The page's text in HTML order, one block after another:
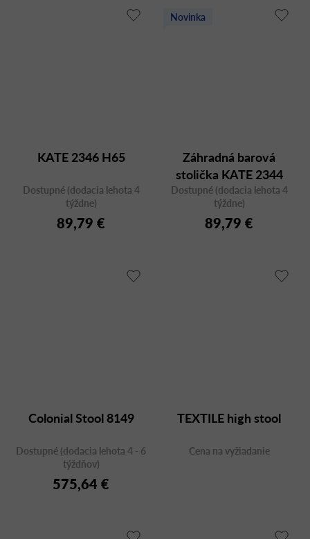
KATE 2346 H65
Dostupné (dodacia lehota 4
týždne)
89,79 €
Novinka
Záhradná barová
stolička KATE 2344
H75, plast
Dostupné (dodacia lehota 4
týždne)
89,79 €
Colonial Stool 8149
Dostupné (dodacia lehota 4 - 6
týždňov)
575,64 €
TEXTILE high stool
Cena na vyžiadanie